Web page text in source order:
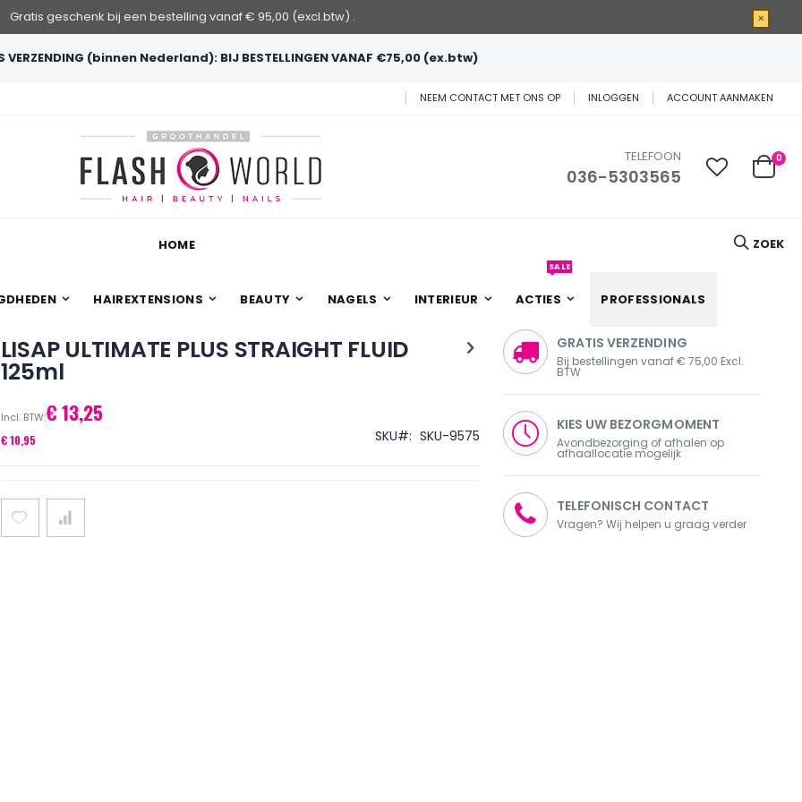
Gratis geschenk bij een bestelling vanaf € 95,00 (excl.btw) . ×
VERZENDING (binnen Nederland): BIJ BESTELLINGEN VANAF €75,00 (ex.btw)
NEEM CONTACT MET ONS OP INLOGGEN ACCOUNT AANMAKEN
TELEFOON
036-5303565
ZOEK
Cart
0
HOME
HAIREXTENSIONS BEAUTY NAGELS INTERIEUR ACTIES
SALE
PROFESSIONALS
LISAP ULTIMATE PLUS STRAIGHT FLUID
125ml
€ 13,25
€ 10,95 SKU SKU-9575
GRATIS VERZENDING
Bij bestellingen vanaf € 75,00 Excl.
BTW
KIES UW BEZORGMOMENT
Avondbezorging of afhalen op
afhaallocatie mogelijk
TELEFONISCH CONTACT
Vragen? Wij helpen u graag verder